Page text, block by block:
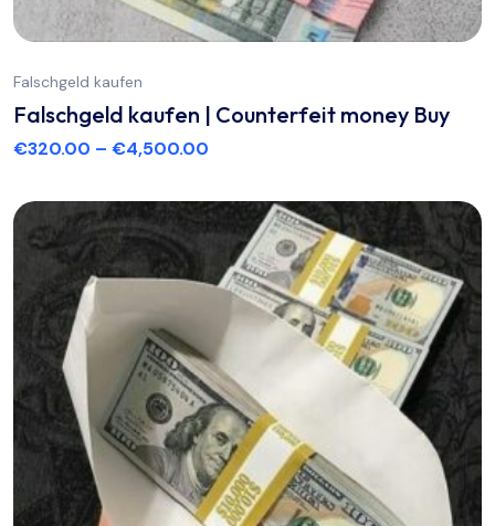
Falschgeld kaufen
Falschgeld kaufen | Counterfeit money Buy
€320.00 – €4,500.00